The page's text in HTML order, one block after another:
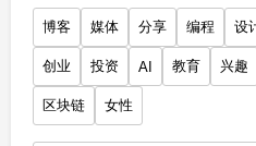
博客 媒体 分享 编程 设
创业 投资 AI 教育 兴趣
区块链 女性